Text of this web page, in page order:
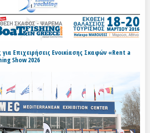
Επιχειρήσεις Ενοικίασης Σκαφών «Rent a
Show 2026